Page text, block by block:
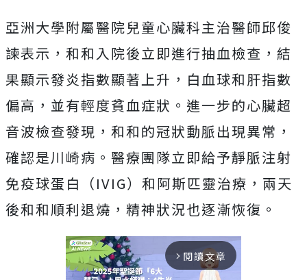
亞洲大學附屬醫院兒童心臟科主治醫師邱俊
諫表示，和和入院後立即進行抽血檢查，結
果顯示發炎指數顯著上升，白血球和肝指數
偏高，並有輕度貧血症狀。進一步的心臟超
音波檢查發現，和和的冠狀動脈出現異常，
確認是川崎病。醫療團隊立即給予靜脈注射
免疫球蛋白（IVIG）和阿斯匹靈治療，兩天
後和和順利退燒，精神狀況也逐漸恢復。
arrow_forward_ios 閱讀文章